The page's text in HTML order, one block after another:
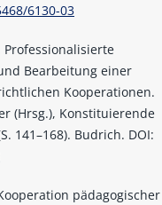
6130-03
Professionalisierte
Bearbeitung einer
Kooperationen.
(Hrsg.), Konstituierende
141–168). Budrich. DOI:
pädagogischer